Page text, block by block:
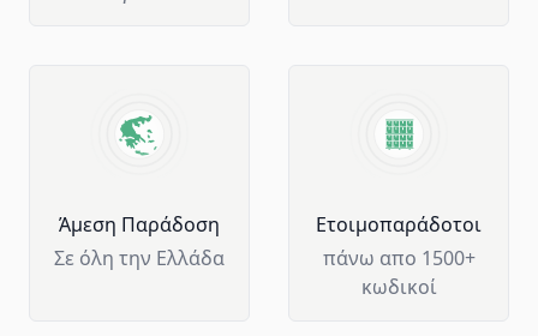
Άμεση Παράδοση
Σε όλη την Ελλάδα
Ετοιμοπαράδοτοι
πάνω απο 1500+
κωδικοί